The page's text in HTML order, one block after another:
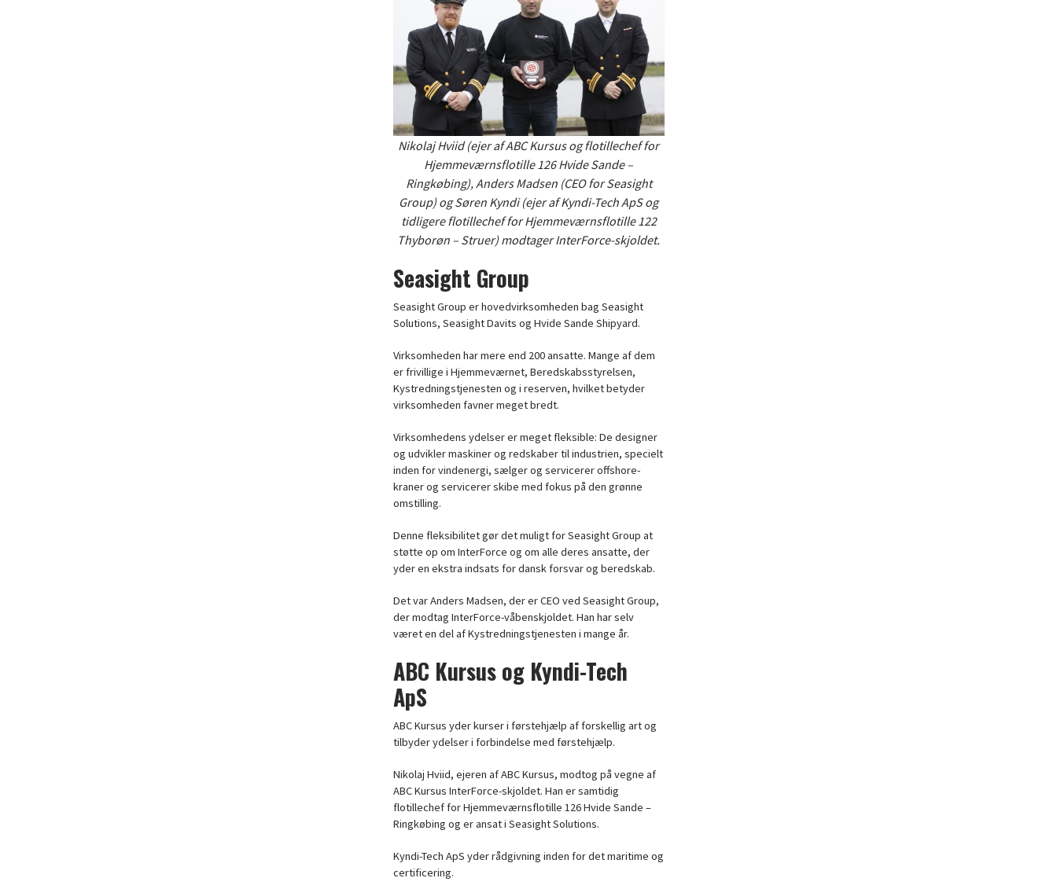
Nikolaj Hviid (ejer af ABC Kursus og flotillechef for
Hjemmeværnsflotille 126 Hvide Sande –
Ringkøbing), Anders Madsen (CEO for Seasight
Group) og Søren Kyndi (ejer af Kyndi-Tech ApS og
tidligere flotillechef for Hjemmeværnsflotille 122
Thyborøn – Struer) modtager InterForce-skjoldet.
Seasight Group
Seasight Group er hovedvirksomheden bag Seasight
Solutions, Seasight Davits og Hvide Sande Shipyard.
Virksomheden har mere end 200 ansatte. Mange af dem
er frivillige i Hjemmeværnet, Beredskabsstyrelsen,
Kystredningstjenesten og i reserven, hvilket betyder
virksomheden favner meget bredt.
Virksomhedens ydelser er meget fleksible: De designer
og udvikler maskiner og redskaber til industrien, specielt
inden for vindenergi, sælger og servicerer offshore-
kraner og servicerer skibe med fokus på den grønne
omstilling.
Denne fleksibilitet gør det muligt for Seasight Group at
støtte op om InterForce og om alle deres ansatte, der
yder en ekstra indsats for dansk forsvar og beredskab.
Det var Anders Madsen, der er CEO ved Seasight Group,
der modtag InterForce-våbenskjoldet. Han har selv
været en del af Kystredningstjenesten i mange år.
ABC Kursus og Kyndi-Tech
ApS
ABC Kursus yder kurser i førstehjælp af forskellig art og
tilbyder ydelser i forbindelse med førstehjælp.
Nikolaj Hviid, ejeren af ABC Kursus, modtog på vegne af
ABC Kursus InterForce-skjoldet. Han er samtidig
flotillechef for Hjemmeværnsflotille 126 Hvide Sande –
Ringkøbing og er ansat i Seasight Solutions.
Kyndi-Tech ApS yder rådgivning inden for det maritime og
certificering.